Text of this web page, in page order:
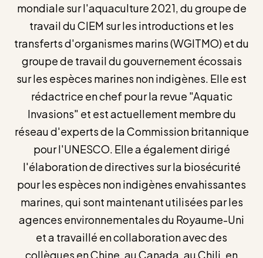
mondiale sur l'aquaculture 2021, du groupe de
travail du CIEM sur les introductions et les
transferts d'organismes marins (WGITMO) et du
groupe de travail du gouvernement écossais
sur les espèces marines non indigènes. Elle est
rédactrice en chef pour la revue "Aquatic
Invasions" et est actuellement membre du
réseau d'experts de la Commission britannique
pour l'UNESCO. Elle a également dirigé
l'élaboration de directives sur la biosécurité
pour les espèces non indigènes envahissantes
marines, qui sont maintenant utilisées par les
agences environnementales du Royaume-Uni
et a travaillé en collaboration avec des
collègues en Chine, au Canada, au Chili, en